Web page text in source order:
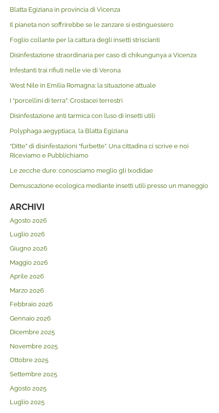
Blatta Egiziana in provincia di Vicenza
Il pianeta non soffrirebbe se le zanzare si estinguessero
Foglio collante per la cattura degli insetti striscianti
Disinfestazione straordinaria per caso di chikungunya a Vicenza
Infestanti trai rifiuti nelle vie di Verona
West Nile in Emilia Romagna: la situazione attuale
I “porcellini di terra”: Crostacei terrestri
Disinfestazione anti tarmica con l’uso di insetti utili
Polyphaga aegyptiaca, la Blatta Egiziana
“Ditte” di disinfestazioni “furbette”. Una cittadina ci scrive e noi
Riceviamo e Pubblichiamo
Le zecche dure: conosciamo meglio gli Ixodidae
Demuscazione ecologica mediante insetti utili presso un maneggio
ARCHIVI
Agosto 2026
Luglio 2026
Giugno 2026
Maggio 2026
Aprile 2026
Marzo 2026
Febbraio 2026
Gennaio 2026
Dicembre 2025
Novembre 2025
Ottobre 2025
Settembre 2025
Agosto 2025
Luglio 2025